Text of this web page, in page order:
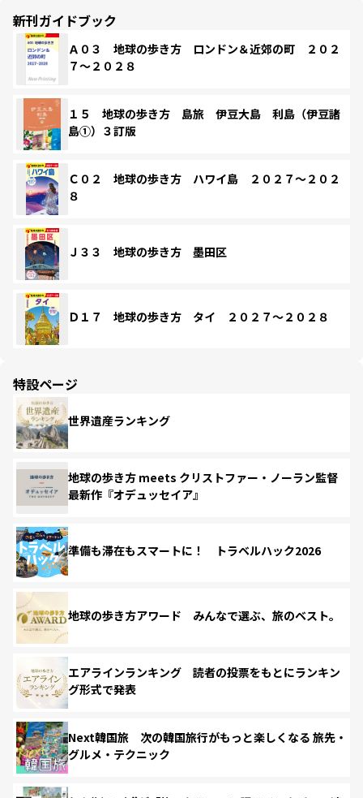
新刊ガイドブック
Ａ０３ 地球の歩き方 ロンドン＆近郊の町 ２０２
７～２０２８
１５ 地球の歩き方 島旅 伊豆大島 利島（伊豆諸
島①）３訂版
Ｃ０２ 地球の歩き方 ハワイ島 ２０２７～２０２
８
Ｊ３３ 地球の歩き方 墨田区
Ｄ１７ 地球の歩き方 タイ ２０２７～２０２８
特設ページ
世界遺産ランキング
地球の歩き方 meets クリストファー・ノーラン監督
最新作『オデュッセイア』
準備も滞在もスマートに！ トラベルハック2026
地球の歩き方アワード みんなで選ぶ、旅のベスト。
エアラインランキング 読者の投票をもとにランキン
グ形式で発表
Next韓国旅 次の韓国旅行がもっと楽しくなる 旅先・
グルメ・テクニック